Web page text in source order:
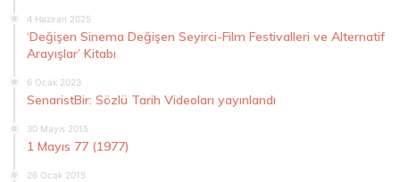
4 Haziran 2025
‘Değişen Sinema Değişen Seyirci-Film Festivalleri ve Alternatif
Arayışlar’ Kitabı
6 Ocak 2023
SenaristBir: Sözlü Tarih Videoları yayınlandı
30 Mayıs 2015
1 Mayıs 77 (1977)
26 Ocak 2015